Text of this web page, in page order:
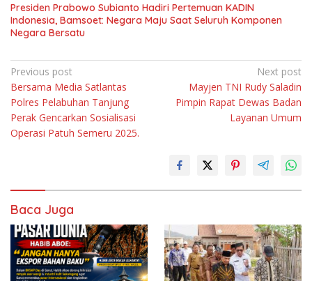
Presiden Prabowo Subianto Hadiri Pertemuan KADIN
Indonesia, Bamsoet: Negara Maju Saat Seluruh Komponen
Negara Bersatu
Navigasi
pos
Previous post
Bersama Media Satlantas
Polres Pelabuhan Tanjung
Perak Gencarkan Sosialisasi
Operasi Patuh Semeru 2025.
Next post
Mayjen TNI Rudy Saladin
Pimpin Rapat Dewas Badan
Layanan Umum
Baca Juga